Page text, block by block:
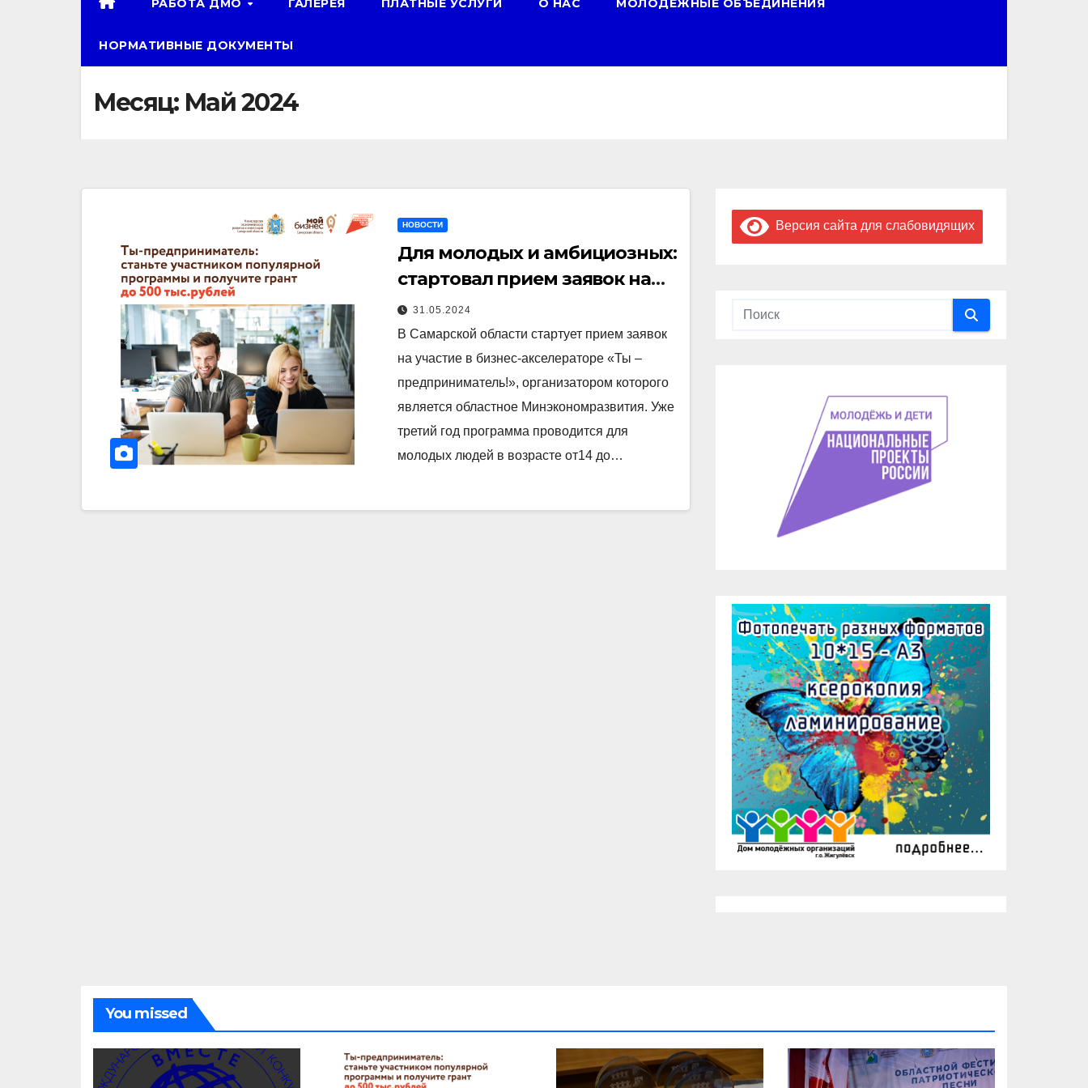
РАБОТА ДМО ГАЛЕРЕЯ ПЛАТНЫЕ УСЛУГИ О НАС МОЛОДЕЖНЫЕ ОБЪЕДИНЕНИЯ
НОРМАТИВНЫЕ ДОКУМЕНТЫ
Месяц: Май 2024
НОВОСТИ
Для молодых и амбициозных:
стартовал прием заявок на
участие в бизнес-
акселераторе «Ты
предприниматель»
31.05.2024
В Самарской области стартует прием заявок
на участие в бизнес-акселераторе «Ты –
предприниматель!», организатором которого
является областное Минэкономразвития. Уже
третий год программа проводится для
молодых людей в возрасте от14 до…
Версия сайта для слабовидящих
You missed